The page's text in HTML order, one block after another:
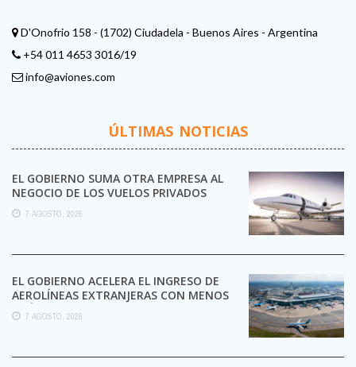
D'Onofrio 158 - (1702) Ciudadela - Buenos Aires - Argentina
+54 011 4653 3016/19
info@aviones.com
ÚLTIMAS NOTICIAS
EL GOBIERNO SUMA OTRA EMPRESA AL
NEGOCIO DE LOS VUELOS PRIVADOS
7 AGOSTO, 2026
EL GOBIERNO ACELERA EL INGRESO DE
AEROLÍNEAS EXTRANJERAS CON MENOS
TRÁMITES
7 AGOSTO, 2026